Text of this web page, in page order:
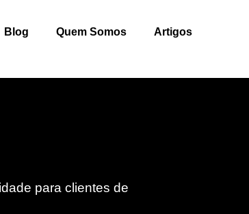
Blog Quem Somos Artigos
para clientes de